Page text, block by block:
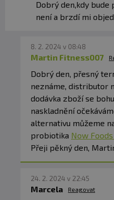
Dobrý den,kdy bude
není a brzdí mi
8. 2. 2024 v 08:48
Martin Fitness007
Dobrý den, přesný
neznáme, distributor
dodávka zboží se
naskladnění
alternativu můžeme
probiotika Now
Přeji pěkný den,
24. 2. 2024 v 22:45
Marcela Reagovat